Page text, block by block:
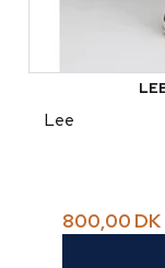
Lee
800,00 DK